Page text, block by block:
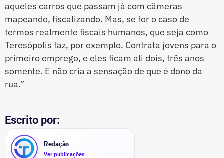
aqueles carros que passam já com câmeras
mapeando, fiscalizando. Mas, se for o caso de
termos realmente fiscais humanos, que seja como
Teresópolis faz, por exemplo. Contrata jovens para o
primeiro emprego, e eles ficam ali dois, três anos
somente. E não cria a sensação de que é dono da
rua.”
Escrito por:
Redação
Ver publicações